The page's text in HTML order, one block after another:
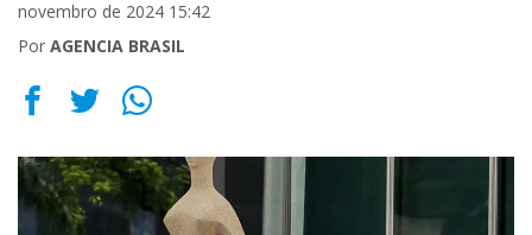
novembro de 2024 15:42
Por AGENCIA BRASIL